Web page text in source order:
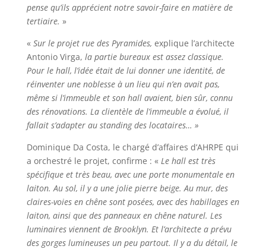
pense qu’ils apprécient notre savoir-faire en matière de
tertiaire. »
« Sur le projet rue des Pyramides, explique l’architecte
Antonio Virga, la partie bureaux est assez classique.
Pour le hall, l’idée était de lui donner une identité, de
réinventer une noblesse à un lieu qui n’en avait pas,
même si l’immeuble et son hall avaient, bien sûr, connu
des rénovations. La clientèle de l’immeuble a évolué, il
fallait s’adapter au standing des locataires… »
Dominique Da Costa, le chargé d’affaires d’AHRPE qui
a orchestré le projet, confirme : « Le hall est très
spécifique et très beau, avec une porte monumentale en
laiton. Au sol, il y a une jolie pierre beige. Au mur, des
claires-voies en chêne sont posées, avec des habillages en
laiton, ainsi que des panneaux en chêne naturel. Les
luminaires viennent de Brooklyn. Et l’architecte a prévu
des gorges lumineuses un peu partout. Il y a du détail, le